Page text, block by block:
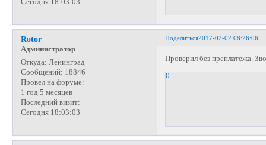
Поделиться2017-02-02 08:26:06
Rotor
Администратор
Откуда: Ленинград
Сообщений: 18846
Провел на форуме:
1 год 5 месяцев
Последний визит:
Сегодня 18:03:03
Проверил без преплатежа.
0